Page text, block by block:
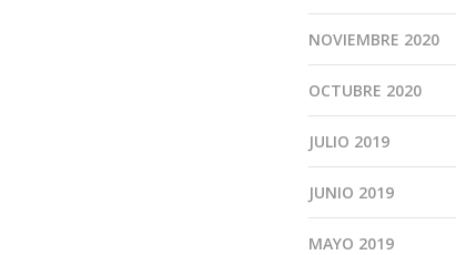
NOVIEMBRE 2020
OCTUBRE 2020
JULIO 2019
JUNIO 2019
MAYO 2019